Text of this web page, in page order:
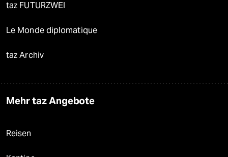
taz FUTURZWEI
Le Monde diplomatique
taz Archiv
Mehr taz Angebote
Reisen